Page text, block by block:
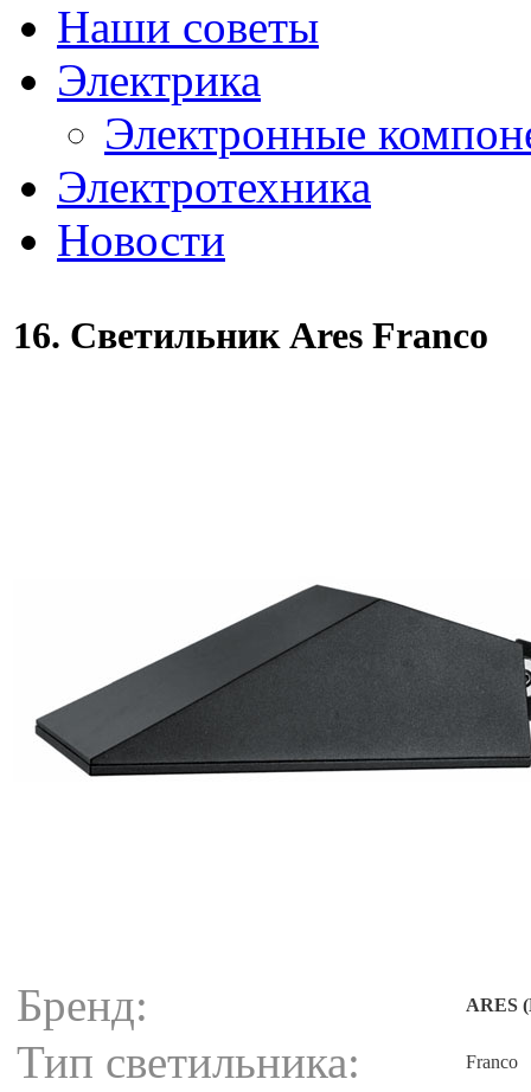
Наши советы
Электрика
Электронные
Электротехника
Новости
16. Светильник Ares Franco
Бренд: ARES
Тип светильника: Franco